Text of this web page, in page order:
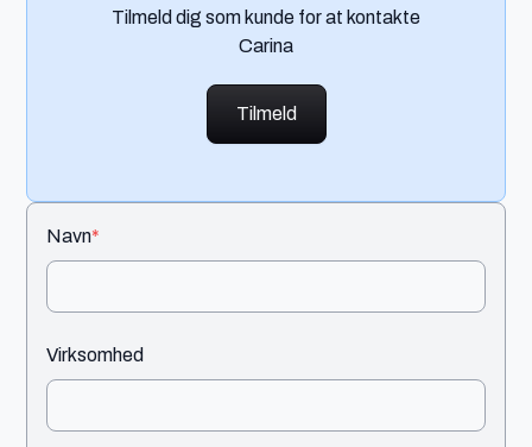
Tilmeld dig som kunde for at kontakte
Carina
Tilmeld
Navn*
Virksomhed